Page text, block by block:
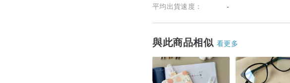
平均出貨速度：
-
與此商品相似 看更多